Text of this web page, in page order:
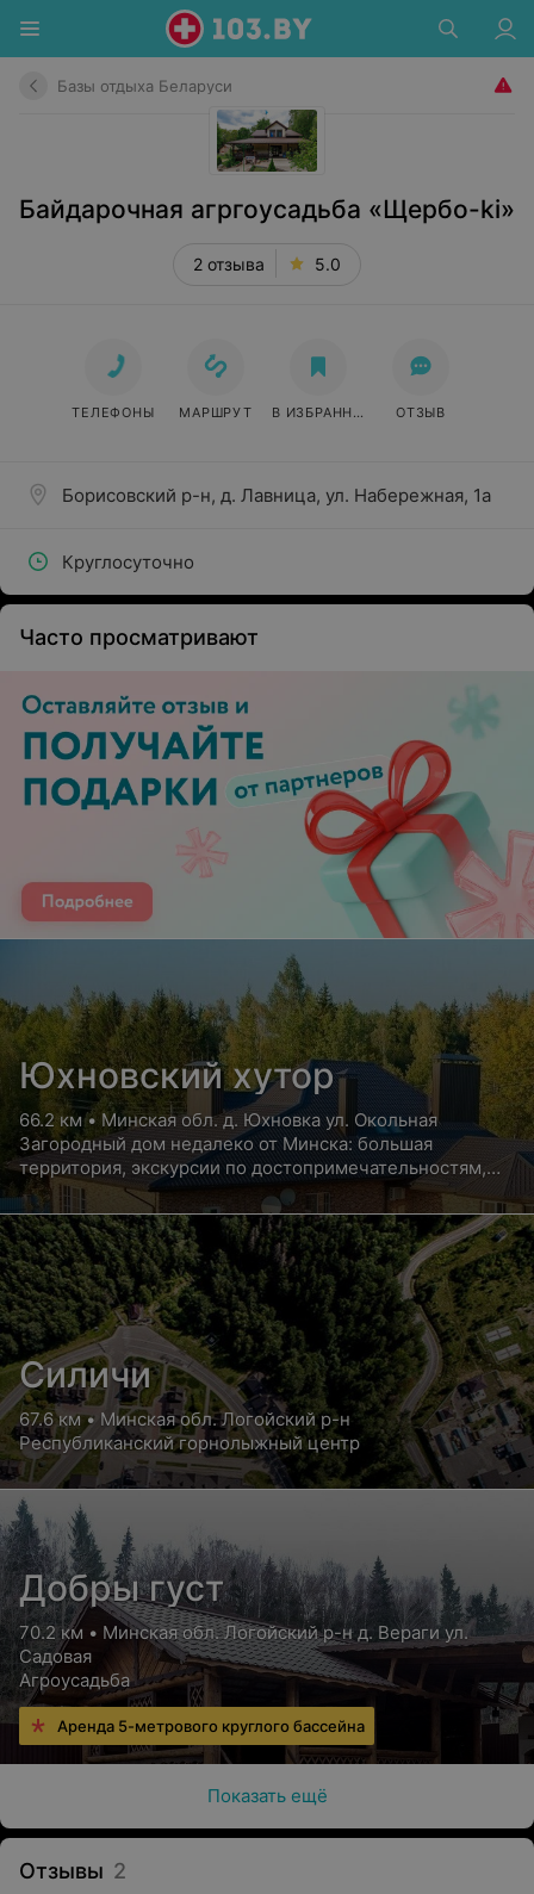
Базы отдыха Беларуси
Байдарочная агргоусадьба «Щербо-ki»
2 отзыва 5.0
Борисовский р-н, д. Лавница, ул. Набережная, 1а
Круглосуточно
ТЕЛЕФОНЫ МАРШРУТ В ИЗБРАННОЕ ОТЗЫВ
Часто просматривают
Юхновский хутор
66.2 км • Минская обл. д. Юхновка ул. Окольная
Загородный дом недалеко от Минска: большая
территория, экскурсии по достопримечательностям,
баня с вениками и парная.
Силичи
67.6 км • Минская обл. Логойский р-н
Республиканский горнолыжный центр
Добры густ
70.2 км • Минская обл. Логойский р-н д. Вераги ул.
Садовая
Агроусадьба
Аренда 5-метрового круглого бассейна
Показать ещё
Отзывы 2